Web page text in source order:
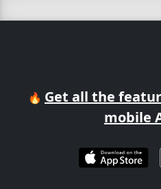
🔥 Get all the
mobile